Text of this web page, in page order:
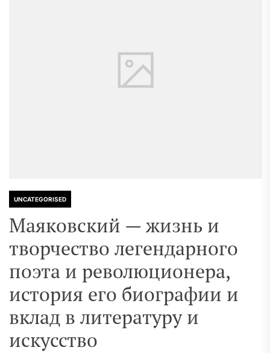
UNCATEGORISED
Маяковский — жизнь и
творчество легендарного
поэта и революционера,
история его биографии и
вклад в литературу и
искусство